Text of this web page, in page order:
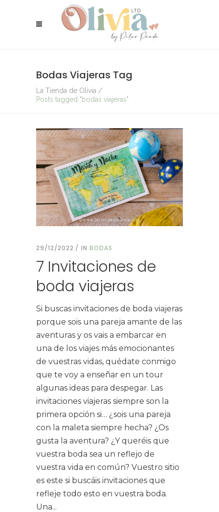
Bodas Viajeras Tag
La Tienda de Olivia /
Posts tagged "bodas viajeras"
29/12/2022 IN BODAS
7 Invitaciones de
boda viajeras
Si buscas invitaciones de boda viajeras
porque sois una pareja amante de las
aventuras y os vais a embarcar en
una de los viajes más emocionantes
de vuestras vidas, quédate conmigo
que te voy a enseñar en un tour
algunas ideas para despegar. Las
invitaciones viajeras siempre son la
primera opción si… ¿sois una pareja
con la maleta siempre hecha? ¿Os
gusta la aventura? ¿Y queréis que
vuestra boda sea un reflejo de
vuestra vida en común? Vuestro sitio
es este si buscáis invitaciones que
refleje todo esto en vuestra boda.
Una...